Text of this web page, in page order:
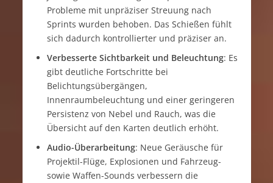
Probleme mit unpräziser Streuung nach
Sprints wurden behoben. Das Schießen fühlt
sich dadurch kontrollierter und präziser an.
Verbesserte Sichtbarkeit und Beleuchtung: Es
gibt deutliche Fortschritte bei
Belichtungsübergängen,
Innenraumbeleuchtung und einer geringeren
Persistenz von Nebel und Rauch, was die
Übersicht auf den Karten deutlich erhöht.
Audio-Überarbeitung: Neue Geräusche für
Projektil-Flüge, Explosionen und Fahrzeug-
sowie Waffen-Sounds verbessern die